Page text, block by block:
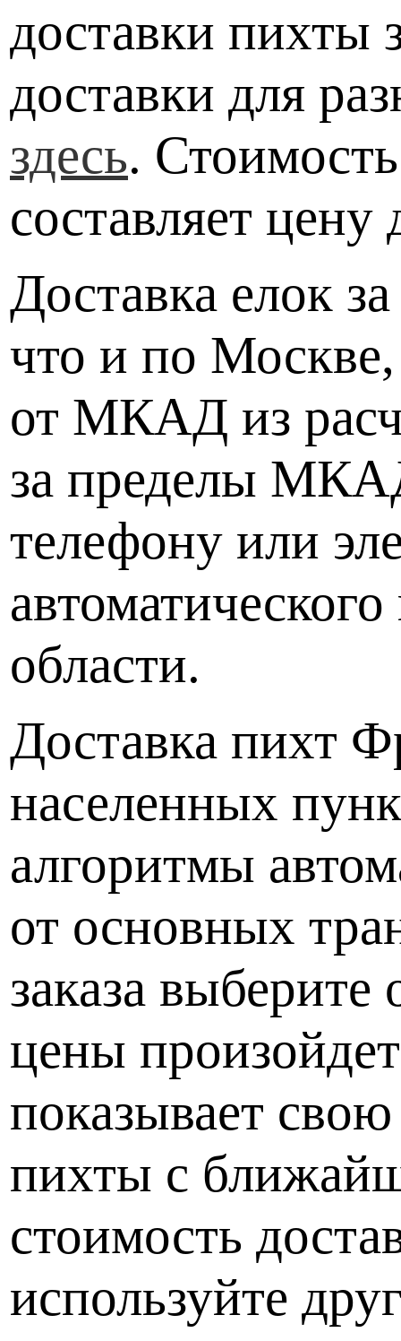
доставки пихты
доставки для
здесь.
составляет
Доставка елок
что и по Москве,
от МКАД из
за пределы
телефону или
области.
Доставка пихт
населенных
алгоритмы
от основных
заказа
цены
показывает
пихты с
стоимость
используйте